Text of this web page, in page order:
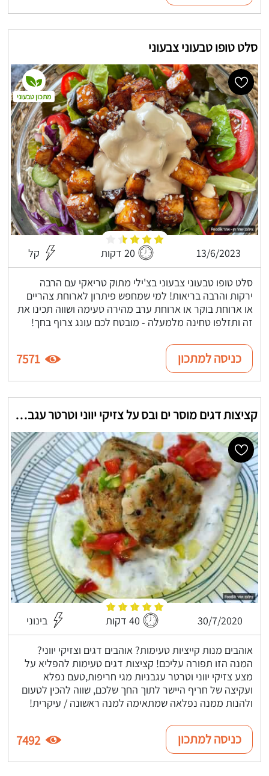
סלט טופו טבעוני צבעוני
13/6/2023 20 דקות קל
סלט טופו טבעוני צבעוני בצ'ילי מתוק טריאקי עם הרבה
ירקות והרבה בריאות! למי שמחפש פיתרון לארוחת צהריים
או ארוחת בוקר או ארוחת ערב מהירה טעימה ושווה תכינו את
זה ותזלפו טחינה מלמעלה - מובטח לכם עונג צרוף בחך!
מתכון טבעוני
כניסה למתכון 7571
קציצות דגים מוסר ים ובס על צזיקי יווני וטרטר עגבניות חריפות
30/7/2020 40 דקות בינוני
אוהבים מנות קייציות טעימות? אוהבים דגים וצזיקי יווני?
המנה הזו תפורה עליכם! קציצות דגים טעימות להפליא על
מצע צזיקי יווני וטרטר עגבניות מגי חריפות,טעם נפלא
ועקיצה של חריף היישר לתוך החך שלכם, שווה להכין לטעום
ולהנות ממנה נפלאה שמתאימה למנה ראשונה / עיקרית!
כניסה למתכון 7492